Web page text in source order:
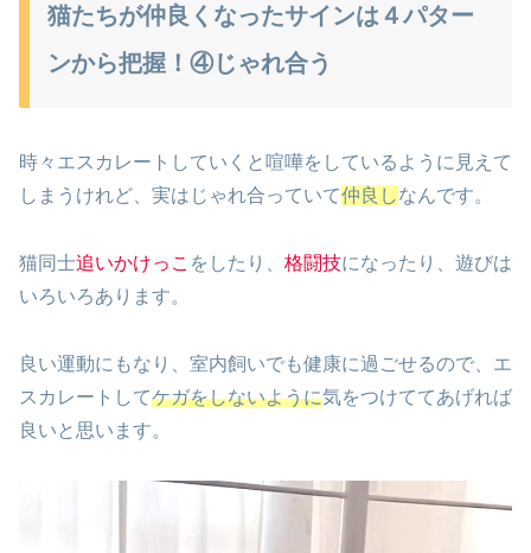
猫たちが仲良くなったサインは４パター
ンから把握！④じゃれ合う
時々エスカレートしていくと喧嘩をしているように見えて
しまうけれど、実はじゃれ合っていて仲良しなんです。
猫同士追いかけっこ をしたり、 格闘技になったり、遊びは
いろいろあります。
良い運動にもなり、室内飼いでも健康に過ごせるので、エ
スカレートしてケガをしないように気をつけててあげれば
良いと思います。